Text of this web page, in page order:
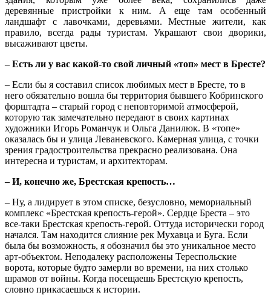
деревянные пристройки к ним. А еще там особенный
ландшафт с лавочками, деревьями. Местные жители, как
правило, всегда рады туристам. Украшают свои дворики,
высаживают цветы.
– Есть ли у вас какой-то свой личный «топ» мест в Бресте?
– Если бы я составил список любимых мест в Бресте, то в
него обязательно вошла бы территория бывшего Кобринского
форштадта – старый город с неповторимой атмосферой,
которую так замечательно передают в своих картинах
художники Игорь Романчук и Ольга Данилюк. В «топе»
оказалась бы и улица Леваневского. Камерная улица, с точки
зрения градостроительства прекрасно реализована. Она
интересна и туристам, и архитекторам.
– И, конечно же, Брестская крепость…
– Ну, а лидирует в этом списке, безусловно, мемориальный
комплекс «Брестская крепость-герой». Сердце Бреста – это
все-таки Брестская крепость-герой. Оттуда исторически город
начался. Там находится слияние рек Мухавца и Буга. Если
была бы возможность, я обозначил бы это уникальное место
арт-объектом. Неподалеку расположены Тереспольские
ворота, которые будто замерли во времени, на них столько
шрамов от войны. Когда посещаешь Брестскую крепость,
словно прикасаешься к истории.